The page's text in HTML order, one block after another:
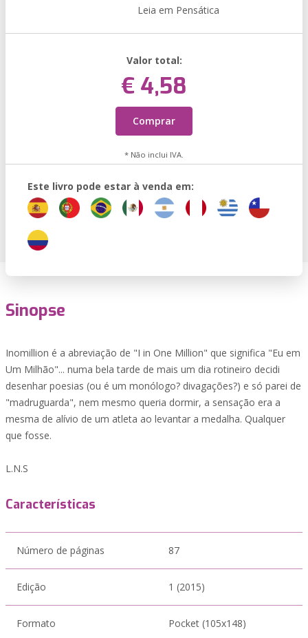
Leia em Pensática
Valor total:
€ 4,58
Comprar
* Não inclui IVA.
Este livro pode estar à venda em:
Sinopse
Inomillion é a abreviação de "I in One Million" que significa "Eu em
Um Milhão"... numa bela tarde de mais um dia rotineiro decidi
desenhar poesias (ou é um monólogo? divagações?) e só parei de
"madruguarda", nem mesmo queria dormir, a sensação era a
mesma de alívio de um atleta ao levantar a medalha. Qualquer
que fosse.
L.N.S
Características
Número de páginas 87
Edição 1 (2015)
Formato Pocket (105x148)